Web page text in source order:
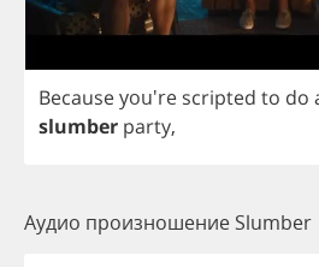
Becauseyou're scripted to do
slumber party,
Аудио произношение Slumber